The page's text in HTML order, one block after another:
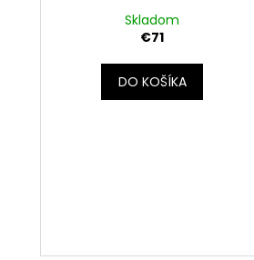
Skladom
€71
DO KOŠÍKA